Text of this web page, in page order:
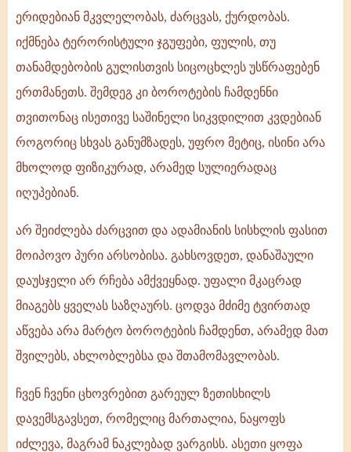
ერიდებიან მკვლელობას, ძარცვას, ქურდობას.
იქმნება ტერორისტული ჯგუფები, ფულის, თუ
თანამდებობის გულისთვის სიცოცხლეს უსწრაფებენ
ერთმანეთს. შემდეგ კი ბოროტების ჩამდენნი
თვითონაც ისეთივე საშინელი სიკვდილით კვდებიან
როგორიც სხვას განუმზადეს, უფრო მეტიც, ისინი არა
მხოლოდ ფიზიკურად, არამედ სულიერადაც
იღუპებიან.
არ შეიძლება ძარცვით და ადამიანის სისხლის ფასით
მოიპოვო პური არსობისა. გახსოვდეთ, დანაშაული
დაუსჯელი არ რჩება ამქვეყნად. უფალი მკაცრად
მიაგებს ყველას საზღაურს. ცოდვა მძიმე ტვირთად
აწვება არა მარტო ბოროტების ჩამდენთ, არამედ მათ
შვილებს, ახლობლებსა და შთამომავლობას.
ჩვენ ჩვენი ცხოვრებით გარეულ ზეთისხილს
დავემსგავსეთ, რომელიც მართალია, ნაყოფს
იძლევა, მაგრამ ნაკლებად ვარგისს. ასეთი ყოფა